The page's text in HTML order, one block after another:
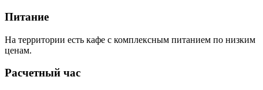
Питание
На территории есть кафе с комплексным питанием по низким
ценам.
Расчетный час